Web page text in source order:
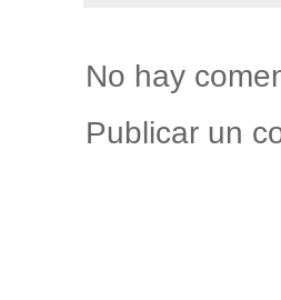
No hay
Publicar un